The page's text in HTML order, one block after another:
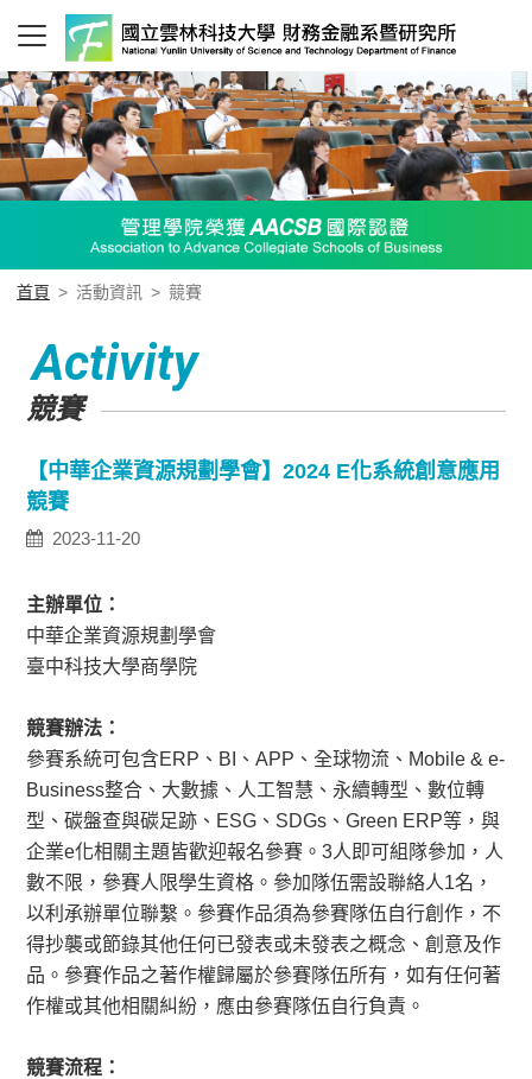
首頁 > 活動資訊 > 競賽
Activity
競賽
【中華企業資源規劃學會】2024 E化系統創意應用
競賽
2023-11-20
主辦單位：
中華企業資源規劃學會
臺中科技大學商學院
競賽辦法：
參賽系統可包含ERP、BI、APP、全球物流、Mobile & e-
Business整合、大數據、人工智慧、永續轉型、數位轉
型、碳盤查與碳足跡、ESG、SDGs、Green ERP等，與
企業e化相關主題皆歡迎報名參賽。3人即可組隊參加，人
數不限，參賽人限學生資格。參加隊伍需設聯絡人1名，
以利承辦單位聯繫。參賽作品須為參賽隊伍自行創作，不
得抄襲或節錄其他任何已發表或未發表之概念、創意及作
品。參賽作品之著作權歸屬於參賽隊伍所有，如有任何著
作權或其他相關糾紛，應由參賽隊伍自行負責。
競賽流程：